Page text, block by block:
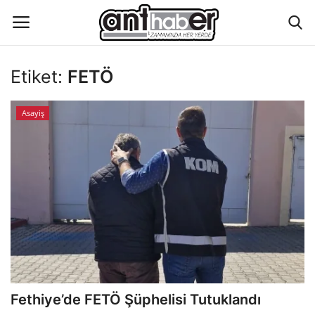
Aktüel Magazin
Hakkımızda
İletişim
Asayiş
Etiket: FETÖ
Asayiş
Fethiye’de FETÖ Şüphelisi Tutuklandı